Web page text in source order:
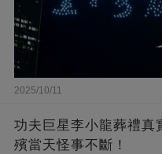
2025/10/11
功夫巨星李小龍葬禮真
殯當天怪事不斷！